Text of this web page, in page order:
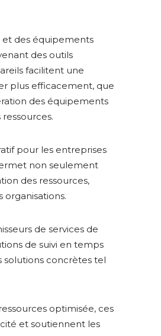
des équipements
des outils
facilitent une
plus efficacement, que
des équipements
pour les entreprises
non seulement
des ressources,
de services de
de suivi en temps
solutions concrètes tel
optimisée, ces
et soutiennent les